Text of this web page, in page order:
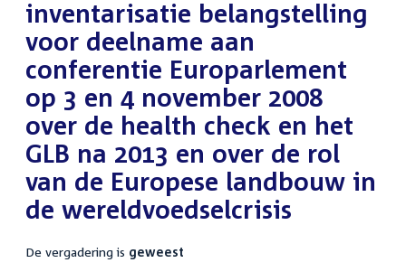
:inventarisatie belangstelling
voor deelname aan
conferentie Europarlement
op 3 en 4 november 2008
over de health check en het
GLB na 2013 en over de rol
van de Europese landbouw in
de wereldvoedselcrisis
De vergadering is geweest